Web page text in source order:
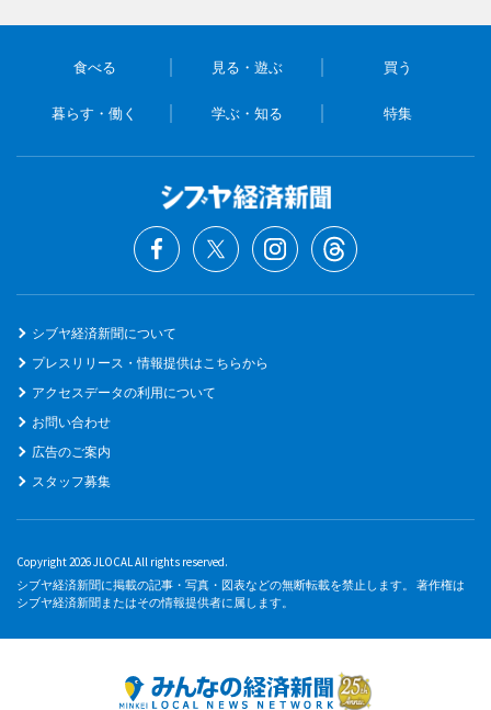
食べる 見る・遊ぶ 買う
暮らす・働く 学ぶ・知る 特集
シブヤ経済新聞について
プレスリリース・情報提供はこちらから
アクセスデータの利用について
お問い合わせ
広告のご案内
スタッフ募集
Copyright 2026 JLOCAL All rights reserved.
シブヤ経済新聞に掲載の記事・写真・図表などの無断転載を禁止します。 著作権は
シブヤ経済新聞またはその情報提供者に属します。